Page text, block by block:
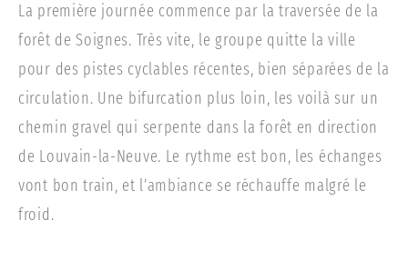
La première journée commence par la traversée de la
forêt de Soignes. Très vite, le groupe quitte la ville
pour des pistes cyclables récentes, bien séparées de la
circulation. Une bifurcation plus loin, les voilà sur un
chemin gravel qui serpente dans la forêt en direction
de Louvain-la-Neuve. Le rythme est bon, les échanges
vont bon train, et l’ambiance se réchauffe malgré le
froid.